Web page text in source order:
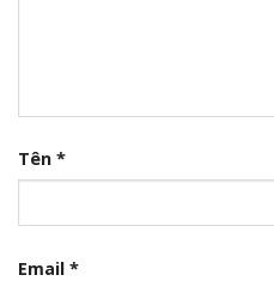
Tên *
Email *